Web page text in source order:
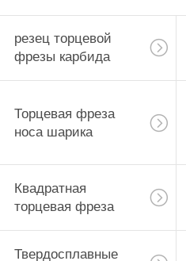
резец торцевой
фрезы карбида
Торцевая фреза
носа шарика
Квадратная
торцевая фреза
Твердосплавные